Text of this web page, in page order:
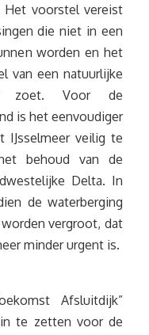
Het voorstel vereist
die niet in een
worden en het
van een natuurlijke
zoet. Voor de
is het eenvoudiger
veilig te
behoud van de
Delta. In
de waterberging
vergroot, dat
minder urgent is.
Afsluitdijk”
te zetten voor de